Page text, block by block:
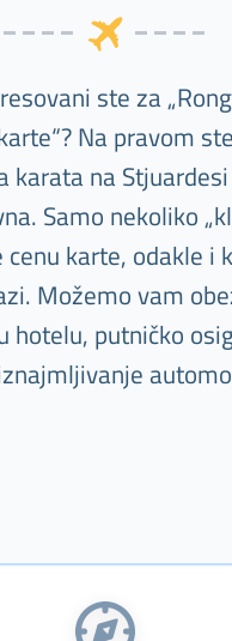
ste za
Na pravom
karata na
Samo nekoliko
cenu karte, odakle i
Možemo vam
hotelu, putničko